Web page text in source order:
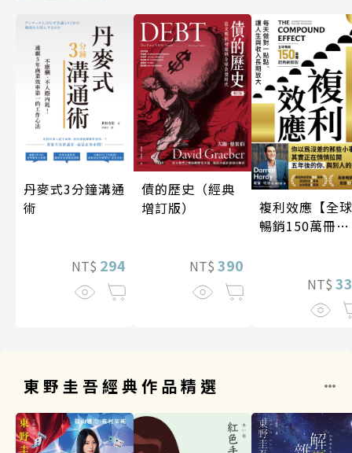
丹麥式3分鐘溝通
術
NT$ 294
債的歷史（經典
增訂版）
NT$ 390
複利效應【全球
暢銷150萬冊・
NT$
東野圭吾經典作品精選